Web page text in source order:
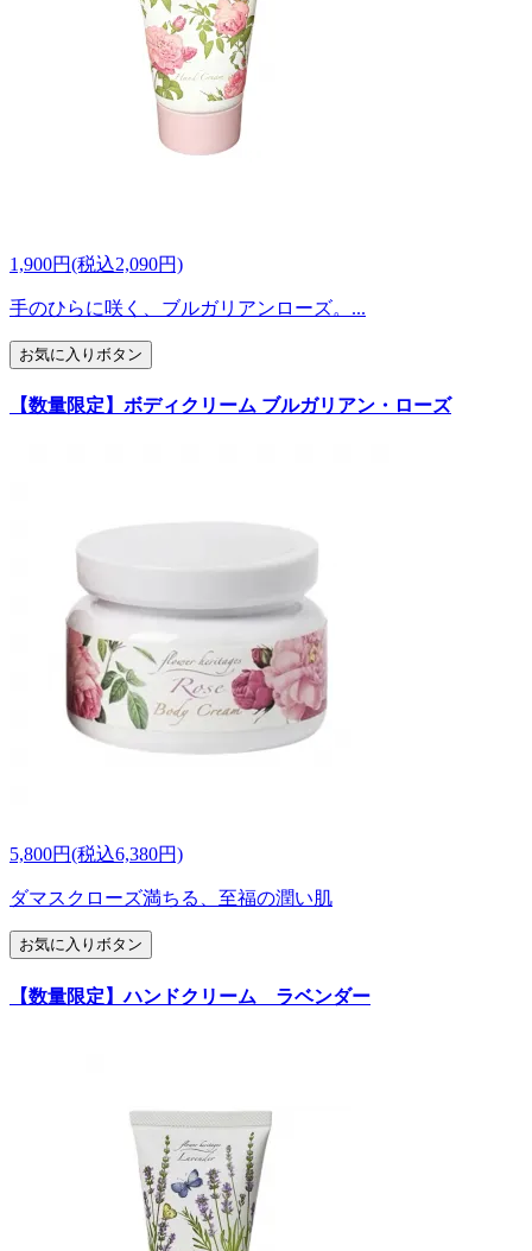
1,900円(税込2,090円)
手のひらに咲く、ブルガリアンローズ。...
お気に入りボタン
【数量限定】ボディクリーム ブルガリアン・ローズ
5,800円(税込6,380円)
ダマスクローズ満ちる、至福の潤い肌
お気に入りボタン
【数量限定】ハンドクリーム ラベンダー